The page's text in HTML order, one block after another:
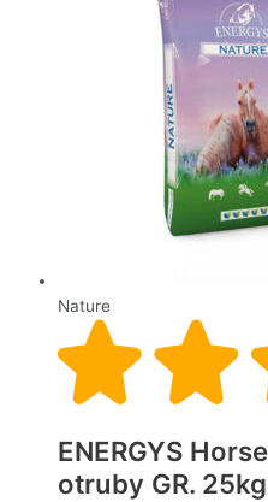
Nature
ENERGYS
otruby GR. 25kg